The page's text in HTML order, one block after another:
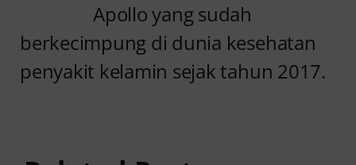
Apollo yang sudah
berkecimpung di dunia kesehatan
penyakit kelamin sejak tahun 2017.
Anyang